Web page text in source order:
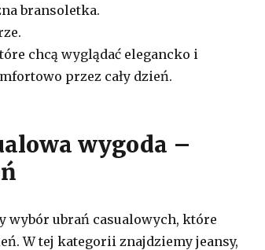
bransoletka.
chcą wyglądać elegancko i
przez cały dzień.
wygoda –
wybór ubrań casualowych, które
W tej kategorii znajdziemy jeansy,